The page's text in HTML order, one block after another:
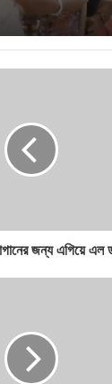
জন্য এগিয়ে এল